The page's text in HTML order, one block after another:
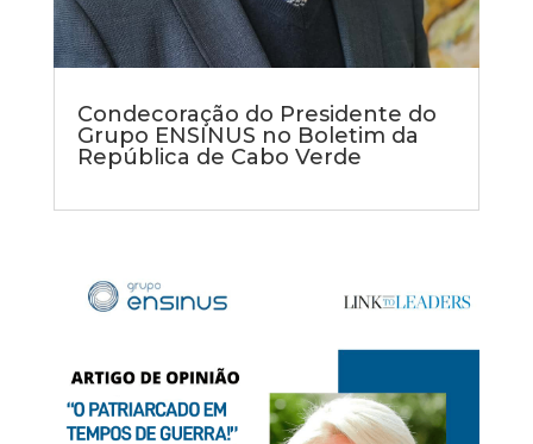
Condecoração do Presidente do
Grupo ENSINUS no Boletim da
República de Cabo Verde